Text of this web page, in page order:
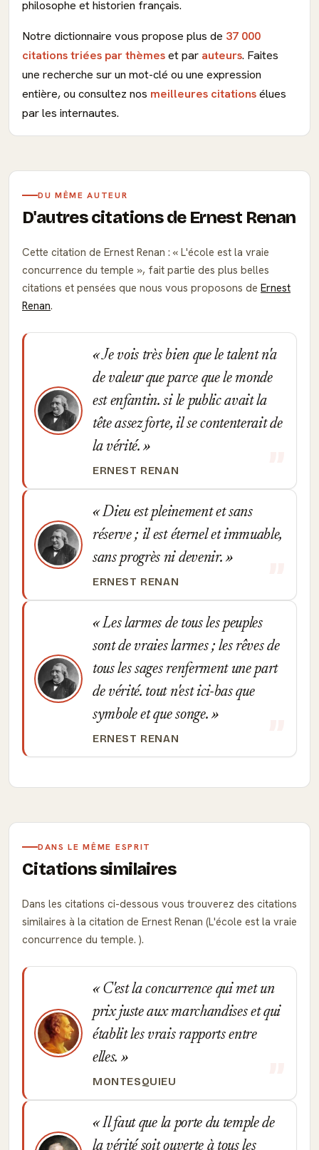
philosophe et historien français.
Notre dictionnaire vous propose plus de 37 000
citations triées par thèmeset par auteurs. Faites
une recherche sur un mot-clé ou une expression
entière, ou consultez nos meilleures citationsélues
par les internautes.
DU MÊME AUTEUR
D'autres citations de Ernest Renan
Cette citation de Ernest Renan :
L'école est la vraie
concurrence du temple
, fait partie des plus belles
citations et pensées que nous vous proposons de Ernest
Renan.
Je vois très bien que le talent n'a
de valeur que parce que le monde
est enfantin. si le public avait la
tête assez forte, il se contenterait de
la vérité.
ERNEST RENAN
Dieu est pleinement et sans
réserve ; il est éternel et immuable,
sans progrès ni devenir.
ERNEST RENAN
Les larmes de tous les peuples
sont de vraies larmes ; les rêves de
tous les sages renferment une part
de vérité. tout n'est ici-bas que
symbole et que songe.
ERNEST RENAN
DANS LE MÊME ESPRIT
Citations similaires
Dans les citations ci-dessous vous trouverez des citations
similaires à la citation de Ernest Renan (L'école est la vraie
concurrence du temple. ).
C'est la concurrence qui met un
prix juste aux marchandises et qui
établit les vrais rapports entre
elles.
MONTESQUIEU
Il faut que la porte du temple de
la vérité soit ouverte à tous les